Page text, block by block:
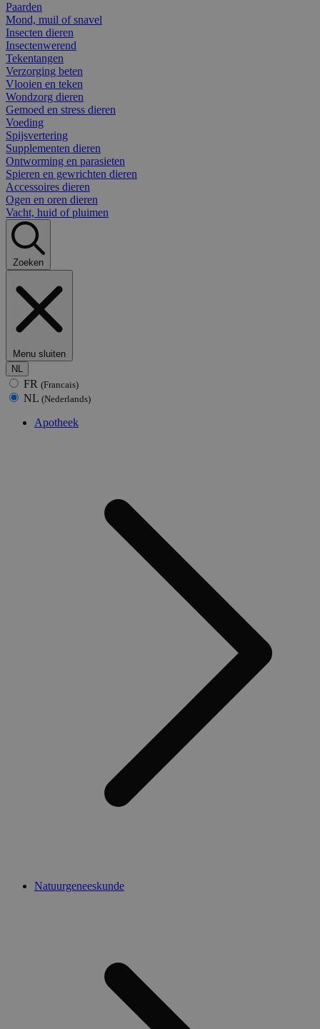
Paarden
Mond, muil of snavel
Insecten dieren
Insectenwerend
Tekentangen
Verzorging beten
Vlooien en teken
Wondzorg dieren
Gemoed en stress dieren
Voeding
Spijsvertering
Supplementen dieren
Ontworming en parasieten
Spieren en gewrichten dieren
Accessoires dieren
Ogen en oren dieren
Vacht, huid of pluimen
Zoeken
Menu sluiten
NL
FR (Francais)
NL (Nederlands)
Apotheek
Natuurgeneeskunde